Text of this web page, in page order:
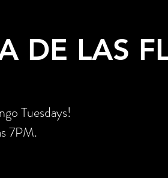
LAS
Tuesdays!
7PM.